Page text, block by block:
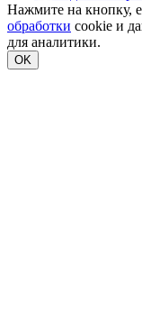
Нажмите на кнопку,
обработки cookie и
для аналитики.
OK